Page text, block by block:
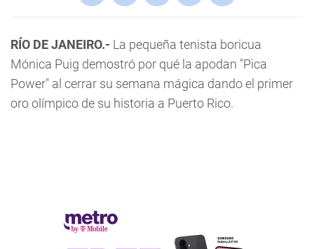
RÍO DE JANEIRO.- La pequeña tenista boricua
Mónica Puig demostró por qué la apodan "Pica
Power" al cerrar su semana mágica dando el primer
oro olímpico de su historia a Puerto Rico.